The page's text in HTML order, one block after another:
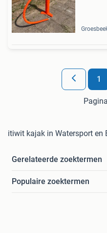
1
itiwit kajak in Watersport en
Gerelateerde zoektermen
Populaire zoektermen